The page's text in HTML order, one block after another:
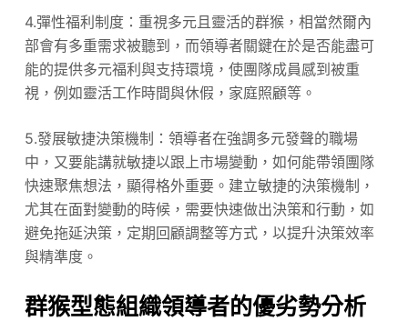
4.彈性福利制度：重視多元且靈活的群猴，相當然爾內
部會有多重需求被聽到，而領導者關鍵在於是否能盡可
能的提供多元福利與支持環境，使團隊成員感到被重
視，例如靈活工作時間與休假，家庭照顧等。
5.發展敏捷決策機制：領導者在強調多元發聲的職場
中，又要能講就敏捷以跟上市場變動，如何能帶領團隊
快速聚焦想法，顯得格外重要。建立敏捷的決策機制，
尤其在面對變動的時候，需要快速做出決策和行動，如
避免拖延決策，定期回顧調整等方式，以提升決策效率
與精準度。
群猴型態組織領導者的優劣勢分析